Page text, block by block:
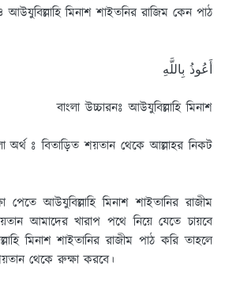
আউযুবিল্লাহি মিনাশ শাইতনির রাজিম কেন পাঠ
আউযুবিল্লাহি মিনাশ
শয়তান থেকে আল্লাহর নিকট
পেতেআউযুবিল্লাহি মিনাশ শাইতানির রাজীম
আমাদের খারাপ পথে নিয়ে যেতে চায়বে
মিনাশ শাইতানির রাজীম পাঠ করি তাহলে
থেকে রুক্ষা করবে।